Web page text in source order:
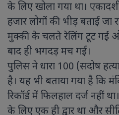
के लिए खोला गया था।
हजार लोगों की भीड़ बताई जा
मुक्की के चलते रेलिंग टूट गई
बाद ही भगदड़ मच गई।
पुलिस ने धारा 100 (सदोष
है। यह भी बताया गया है कि
रिकॉर्ड में फिलहाल दर्ज नहीं
के लिए एक ही द्वार था और